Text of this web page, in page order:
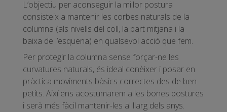
L’objectiu per aconseguir la millor postura
consisteix a mantenir les corbes naturals de la
columna (als nivells del coll, la part mitjana i la
baixa de l’esquena) en qualsevol acció que fem.
Per protegir la columna sense forçar-ne les
curvatures naturals, és ideal conèixer i posar en
pràctica moviments bàsics correctes des de ben
petits. Així ens acostumarem a les bones postures
i serà més fàcil mantenir-les al llarg dels anys.